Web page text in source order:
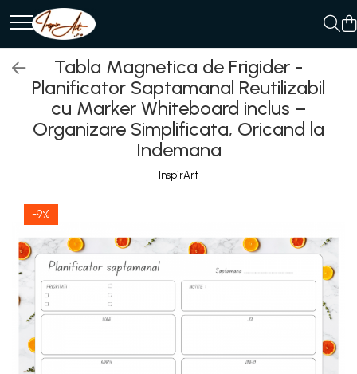
Produse
AGENDE
BLOCNOTES/MEMO PADS/
NOTEPADS
PLANNERE MAGNETICE ȘI
Tabla Magnetica de Frigider -
Planificator Saptamanal Reutilizabil
cu Marker Whiteboard inclus –
Organizare Simplificata, Oricand la
Indemana
InspirArt
-9%